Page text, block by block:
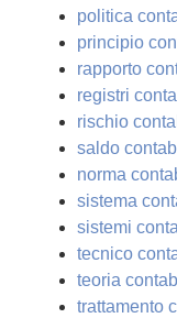
politica
principio
rapporto
registri
rischio
saldo
norma
sistema
sistemi
tecnico
teoria
trattamento